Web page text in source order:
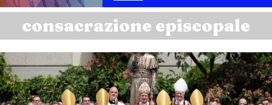
consacrazione episcopale